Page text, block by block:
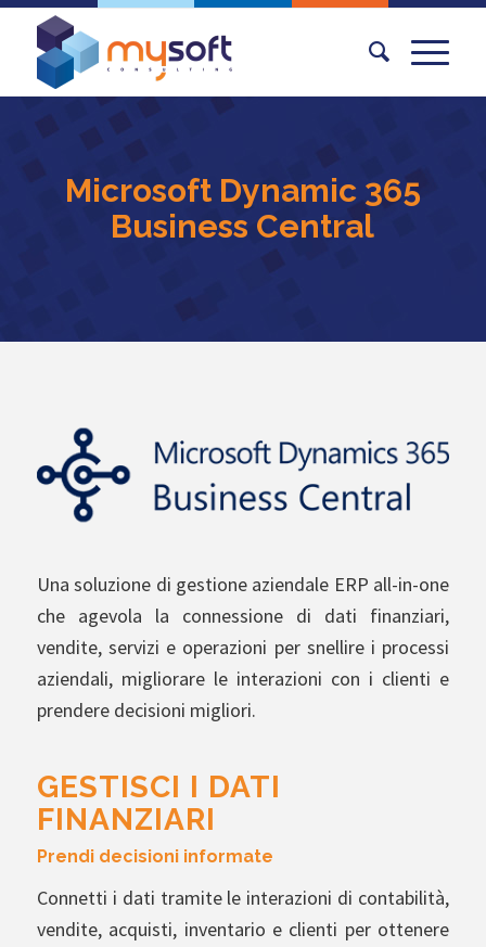
Microsoft Dynamic 365
Business Central
Una soluzione di gestione aziendale ERP all-in-one
che agevola la connessione di dati finanziari,
vendite, servizi e operazioni per snellire i processi
aziendali, migliorare le interazioni con i clienti e
prendere decisioni migliori.
GESTISCI I DATI
FINANZIARI
Prendi decisioni informate
Connetti i dati tramite le interazioni di contabilità,
vendite, acquisti, inventario e clienti per ottenere